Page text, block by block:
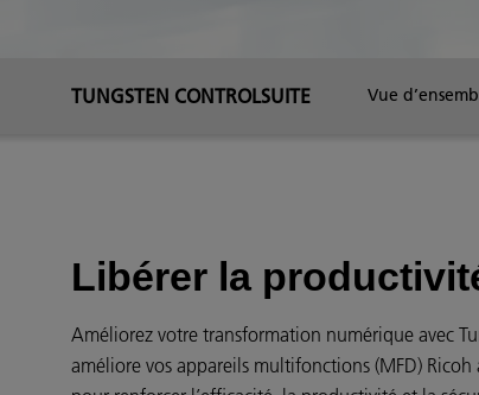
TUNGSTEN CONTROLSUITE Vue
Libérer la
Améliorez votre transformation numérique avec
améliore vos appareils multifonctions (MFD)